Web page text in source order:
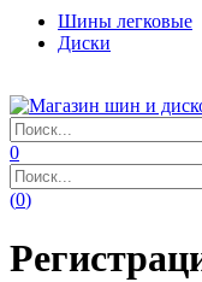
Шины легковые
Диски
0
(0)